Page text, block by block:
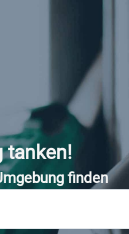
tanken!
finden